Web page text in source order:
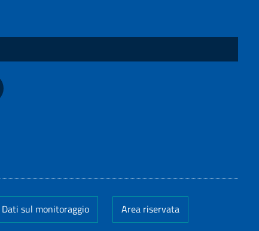
Dati sul monitoraggio Area riservata